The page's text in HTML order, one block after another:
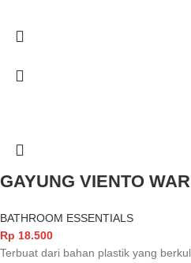
GAYUNG VIENTO
BATHROOM ESSENTIALS
Rp 18.500
Terbuat dari bahan plastik yang